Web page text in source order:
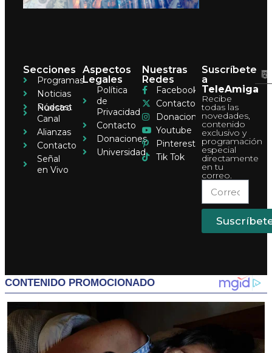
Secciones
Programas
Noticias
Pódcast
Nuestro
Canal
Alianzas
Contacto
Señal
en Vivo
Aspectos
Legales
Política
de
Privacidad
Contacto
Donaciones
Universidad
Nuestras
Redes
Facebook
Contacto
Donaciones
Youtube
Pinterest
Tik Tok
Suscríbete
a
TeleAmiga
Recibe
todas las
novedades,
contenido
exclusivo y
programación
especial
directamente
en tu
correo.